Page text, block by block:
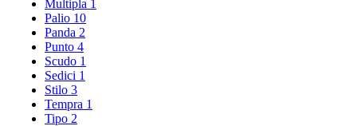
Multipla 1
Palio 10
Panda 2
Punto 4
Scudo 1
Sedici 1
Stilo 3
Tempra 1
Tipo 2